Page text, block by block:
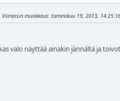
Viimeisin muokkaus: tammikuu 19, 2013,
valo näyttää ainakin jännältä ja